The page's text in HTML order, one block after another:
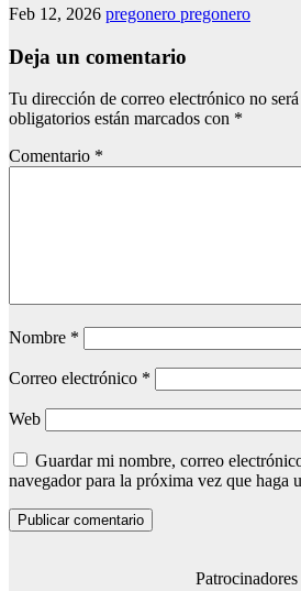
Feb 12, 2026 pregonero pregonero
Deja un comentario
Tu dirección de correo electrónico no
obligatorios están marcados con *
Comentario *
Nombre *
Correo electrónico *
Web
Guardar mi nombre, correo
navegador para la próxima vez que haga
Patrocinadores